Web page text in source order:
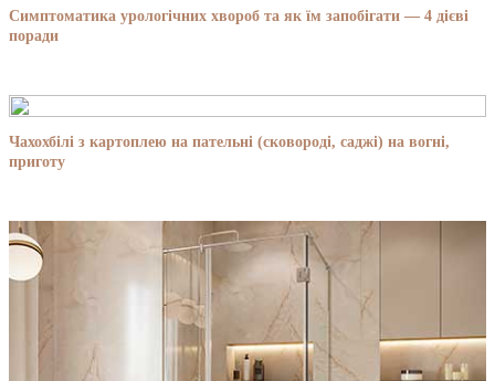
Симптоматика урологічних хвороб та як їм запобігати — 4 дієві
поради
Чахохбілі з картоплею на пательні (сковороді, саджі) на вогні,
приготу